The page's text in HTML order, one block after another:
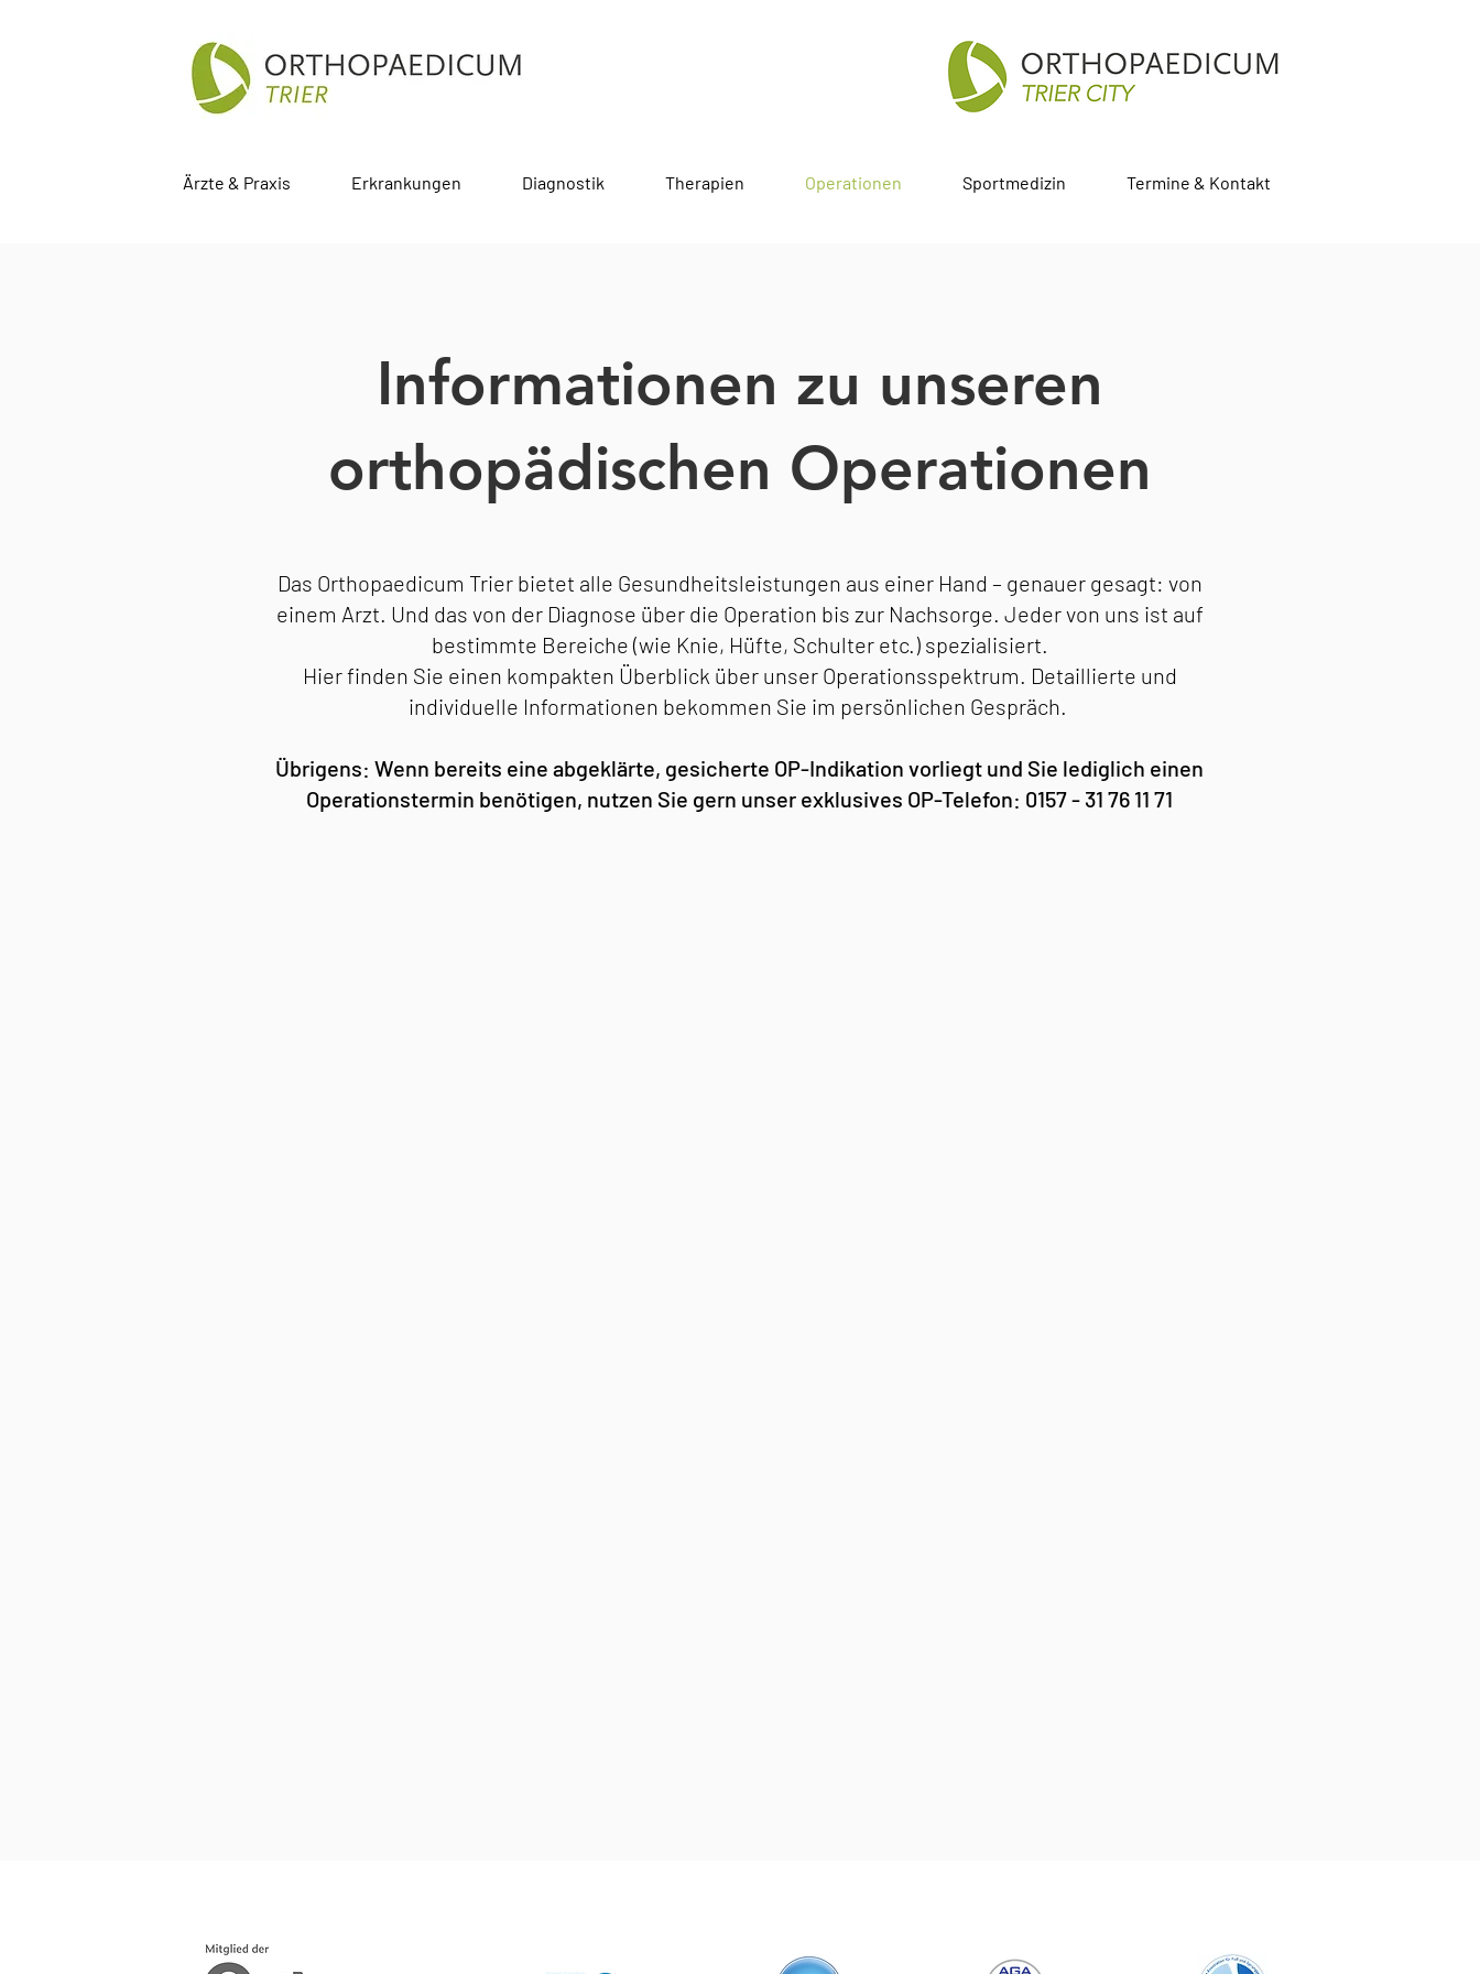
Ärzte & Praxis Erkrankungen Diagnostik Therapien Operationen Sportmedizin Termine & Kontakt
Informationen zu unseren
orthopädischen Operationen
Das Orthopaedicum Trier bietet alle Gesundheitsleistungen aus einer Hand – genauer gesagt: von
einem Arzt. Und das von der Diagnose über die Operation bis zur Nachsorge. Jeder von uns ist auf
bestimmte Bereiche (wie Knie, Hüfte, Schulter etc.) spezialisiert.
Hier finden Sie einen kompakten Überblick über unser Operationsspektrum. Detaillierte und
individuelle Informationen bekommen Sie im persönlichen Gespräch.
Übrigens: Wenn bereits eine abgeklärte, gesicherte OP-Indikation vorliegt und Sie lediglich einen
Operationstermin benötigen, nutzen Sie gern unser exklusives OP-Telefon: 0157 - 31 76 11 71